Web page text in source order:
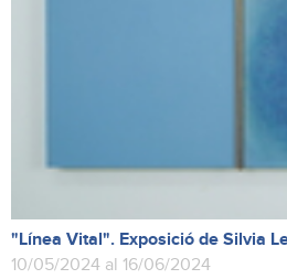
"Línea Vital". Exposició de Silvia
10/05/2024 al 16/06/2024